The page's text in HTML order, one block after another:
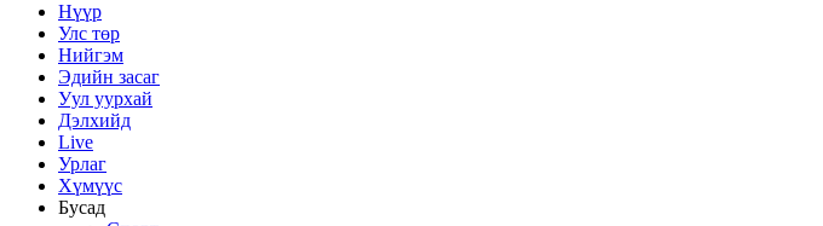
Нүүр
Улс төр
Нийгэм
Эдийн засаг
Уул уурхай
Дэлхийд
Live
Урлаг
Хүмүүс
Бусад